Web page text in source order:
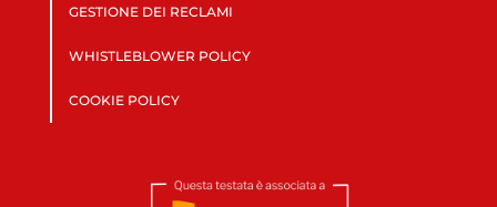
GESTIONE DEI RECLAMI
WHISTLEBLOWER POLICY
COOKIE POLICY